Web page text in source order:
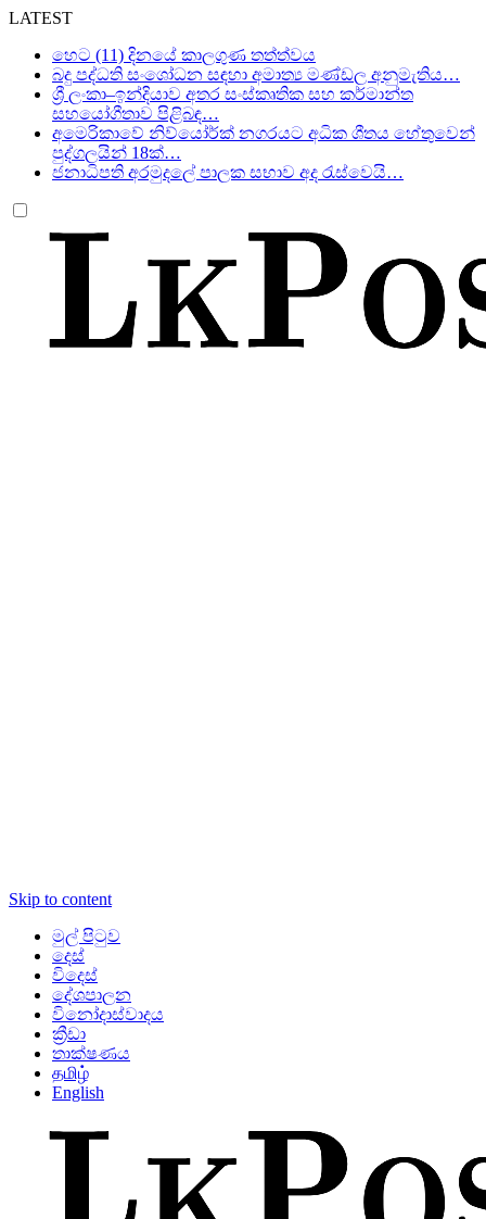
LATEST
හෙට (11) දිනයේ කාලගුණ තත්ත්වය
බදු පද්ධති සංශෝධන සඳහා අමාත්‍ය මණ්ඩල අනුමැතිය…
ශ්‍රී ලංකා–ඉන්දියාව අතර සංස්කෘතික සහ කර්මාන්ත
සහයෝගීතාව පිළිබඳ…
අමෙරිකාවේ නිව්යෝර්ක් නගරයට අධික ශීතය හේතුවෙන්
පුද්ගලයින් 18ක්…
ජනාධිපති අරමුදලේ පාලක සභාව අද රැස්වෙයි…
Skip to content
මුල් පිටුව
දෙස්
විදෙස්
දේශපාලන
විනෝදාස්වාදය
ක්‍රීඩා
තාක්ෂණය
தமிழ்
English